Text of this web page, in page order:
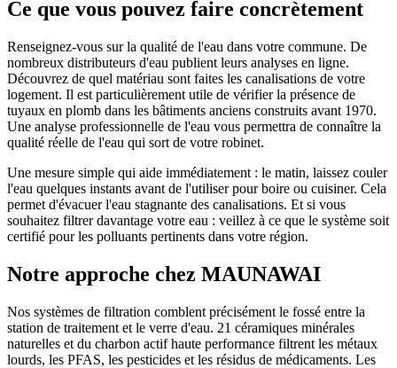
Ce que vous pouvez faire concrètement
Renseignez-vous sur la qualité de l'eau dans votre commune. De
nombreux distributeurs d'eau publient leurs analyses en ligne.
Découvrez de quel matériau sont faites les canalisations de votre
logement. Il est particulièrement utile de vérifier la présence de
tuyaux en plomb dans les bâtiments anciens construits avant 1970.
Une analyse professionnelle de l'eau vous permettra de connaître la
qualité réelle de l'eau qui sort de votre robinet.
Une mesure simple qui aide immédiatement : le matin, laissez couler
l'eau quelques instants avant de l'utiliser pour boire ou cuisiner. Cela
permet d'évacuer l'eau stagnante des canalisations. Et si vous
souhaitez filtrer davantage votre eau : veillez à ce que le système soit
certifié pour les polluants pertinents dans votre région.
Notre approche chez MAUNAWAI
Nos systèmes de filtration comblent précisément le fossé entre la
station de traitement et le verre d'eau. 21 céramiques minérales
naturelles et du charbon actif haute performance filtrent les métaux
lourds, les PFAS, les pesticides et les résidus de médicaments. Les